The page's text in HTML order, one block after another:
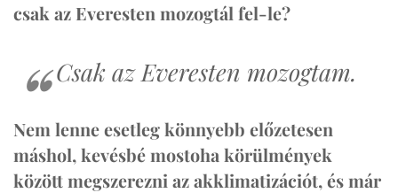
csak az Everesten mozogtál fel-le?
Csak az Everesten mozogtam.
Nem lenne esetleg könnyebb előzetesen
máshol, kevésbé mostoha körülmények
között megszerezni az akklimatizációt, és már